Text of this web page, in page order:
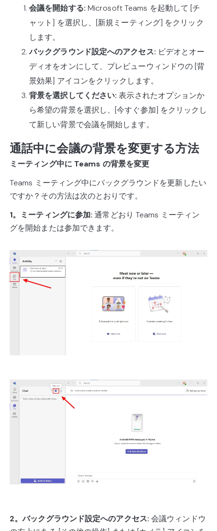
会議を開始する: Microsoft Teams を起動して [チ
ャット] を選択し、[新規ミーティング] をクリック
します。
バックグラウンド設定へのアクセス: ビデオとオー
ディオをオンにして、プレビューウィンドウの [背
景効果] アイコンをクリックします。
背景を選択してください: 表示されたオプションか
ら希望の背景を選択し、[今すぐ参加] をクリックし
て新しい背景で会議を開始します。
通話中に会議の背景を変更する方法
ミーティング中に Teams の背景を変更
Teams ミーティング中にバックグラウンドを更新したい
ですか？その方法は次のとおりです。
1。ミーティングに参加: 通常どおり Teams ミーティン
グを開始または参加できます。
2。バックグラウンド設定へのアクセス: 会議ウィンドウ